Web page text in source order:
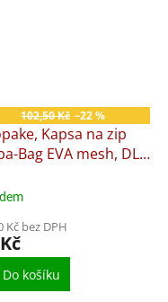
102,50 Kč –22 %
Kapsa na zip
Bag EVA mesh, DL,
Kč bez DPH
Do košíku